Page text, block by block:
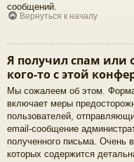
сообщений.
Вернуться к началу
Я получил спам или
кого-то с этой
Мы сожалеем об этом.
включает меры
пользователей,
email-сообщение
полученного письма. Очень
которых содержится